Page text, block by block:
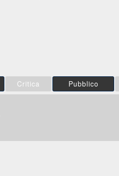
Critica Pubblico